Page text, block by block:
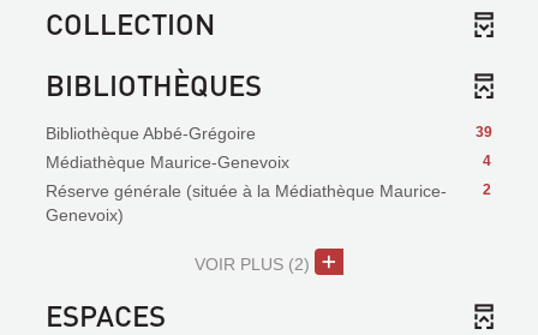
COLLECTION
BIBLIOTHÈQUES
39
Bibliothèque Abbé-Grégoire
4
Médiathèque Maurice-Genevoix
2
Réserve générale (située à la Médiathèque Maurice-
Genevoix)
VOIR PLUS (2)
ESPACES